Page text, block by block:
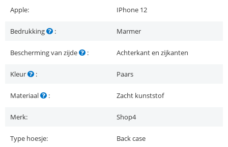
Apple: IPhone 12
Bedrukking : Marmer
Bescherming van zijde : Achterkant en zijkanten
Kleur : Paars
Materiaal : Zacht kunststof
Merk: Shop4
Type hoesje: Back case